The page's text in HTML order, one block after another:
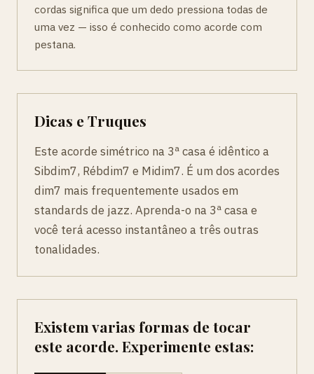
cordas significa que um dedo pressiona todas de
uma vez — isso é conhecido como acorde com
pestana.
Dicas e Truques
Este acorde simétrico na 3ª casa é idêntico a
Sibdim7, Rébdim7 e Midim7. É um dos acordes
dim7 mais frequentemente usados em
standards de jazz. Aprenda-o na 3ª casa e
você terá acesso instantâneo a três outras
tonalidades.
Existem varias formas de tocar
este acorde. Experimente estas: